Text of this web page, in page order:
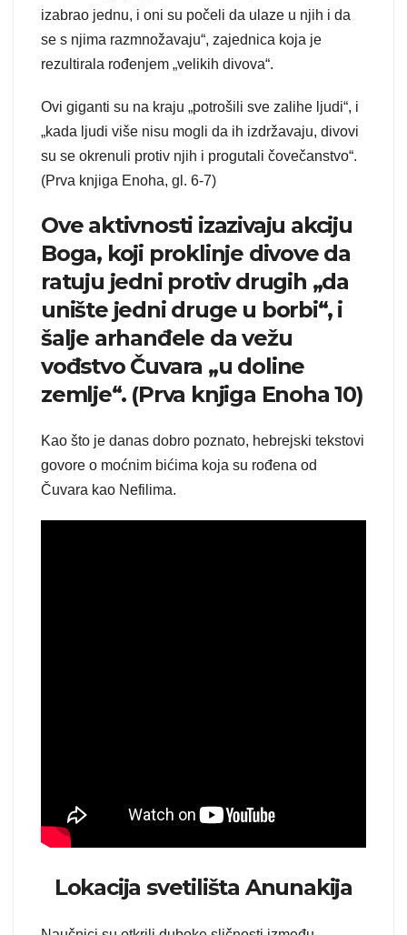
izabrao jednu, i oni su počeli da ulaze u njih i da
se s njima razmnožavaju“, zajednica koja je
rezultirala rođenjem „velikih divova“.
Ovi giganti su na kraju „potrošili sve zalihe ljudi“, i
„kada ljudi više nisu mogli da ih izdržavaju, divovi
su se okrenuli protiv njih i progutali čovečanstvo“.
(Prva knjiga Enoha, gl. 6-7)
Ove aktivnosti izazivaju akciju
Boga, koji proklinje divove da
ratuju jedni protiv drugih „da
unište jedni druge u borbi“, i
šalje arhanđele da vežu
vođstvo Čuvara „u doline
zemlje“. (Prva knjiga Enoha 10)
Kao što je danas dobro poznato, hebrejski tekstovi
govore o moćnim bićima koja su rođena od
Čuvara kao Nefilima.
Lokacija svetilišta Anunakija